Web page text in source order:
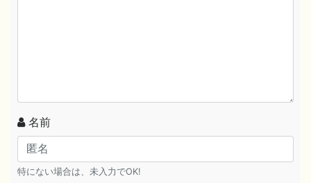
名前
特にない場合は、未入力でOK!